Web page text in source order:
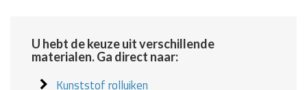
U hebt de keuze uit verschillende
materialen. Ga direct naar:
Kunststof rolluiken